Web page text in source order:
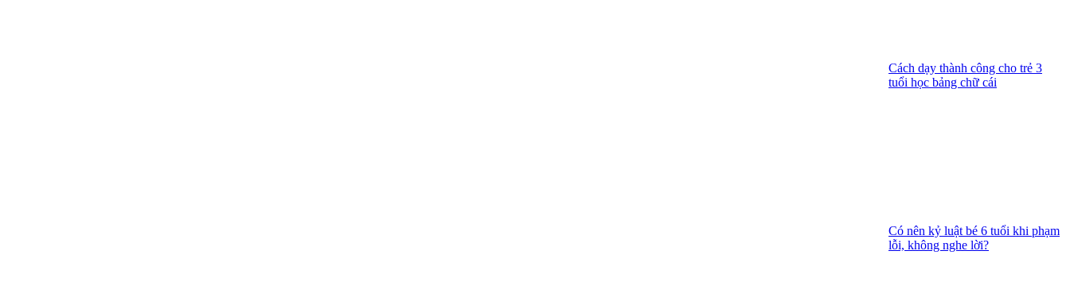
Cách dạy thành công cho trẻ 3
tuổi học bảng chữ cái
Có nên kỷ luật bé 6 tuổi khi phạm
lỗi, không nghe lời?